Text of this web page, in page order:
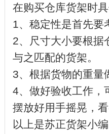
在购买仓库货架时
1、稳定性是首先要
2、尺寸大小要根据
与之匹配的货架。
3、根据货物的重量
4、做好验收工作，
摆放好用手摇晃，
以上是苏正货架小